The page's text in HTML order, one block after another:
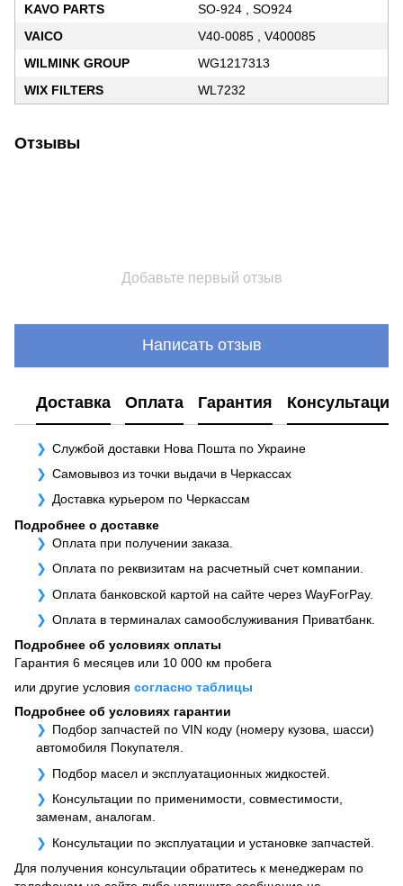
KAVO PARTS
SO-924 , SO924
VAICO
V40-0085 , V400085
WILMINK GROUP
WG1217313
WIX FILTERS
WL7232
Отзывы
Добавьте первый отзыв
Написать отзыв
Доставка Оплата Гарантия Консультация
Службой доставки Нова Пошта по Украине
Самовывоз из точки выдачи в Черкассах
Доставка курьером по Черкассам
Подробнее о доставке
Оплата при получении заказа.
Оплата по реквизитам на расчетный счет компании.
Оплата банковской картой на сайте через WayForPay.
Оплата в терминалах самообслуживания Приватбанк.
Подробнее об условиях оплаты
Гарантия 6 месяцев или 10 000 км пробега
или другие условия согласно таблицы
Подробнее об условиях гарантии
Подбор запчастей по VIN коду (номеру кузова, шасси)
автомобиля Покупателя.
Подбор масел и эксплуатационных жидкостей.
Консультации по применимости, совместимости,
заменам, аналогам.
Консультации по эксплуатации и установке запчастей.
Для получения консультации обратитесь к менеджерам по